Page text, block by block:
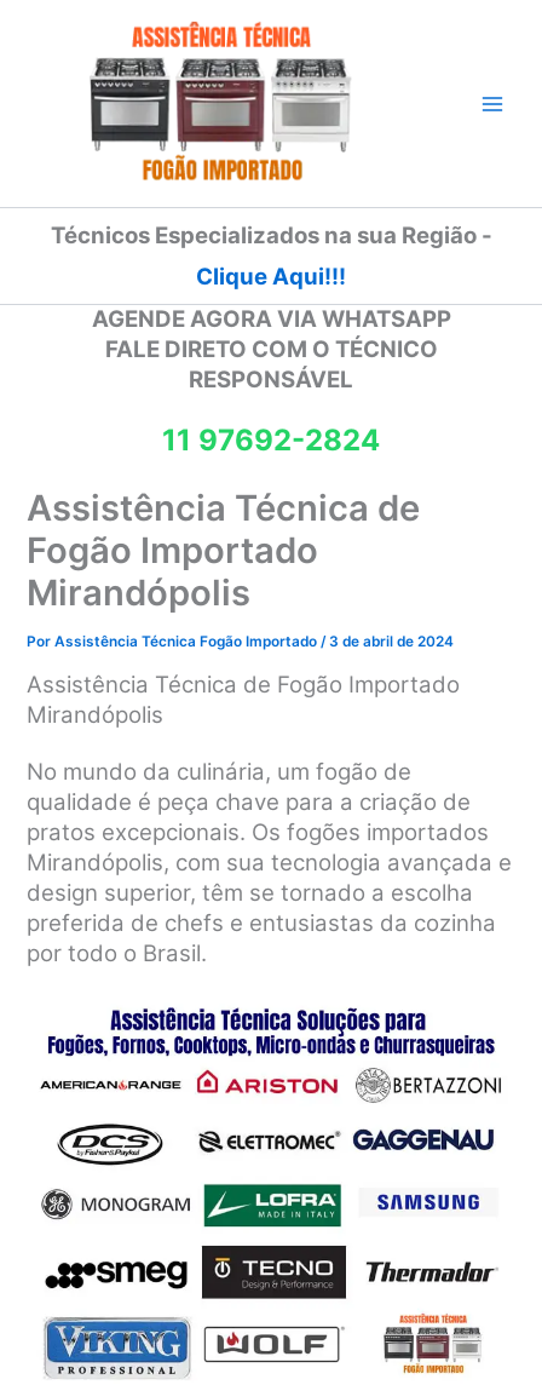
Técnicos Especializados na sua Região -
Clique Aqui!!!
AGENDE AGORA VIA WHATSAPP
FALE DIRETO COM O TÉCNICO
RESPONSÁVEL
11 97692-2824
Assistência Técnica de
Fogão Importado
Mirandópolis
PorAssistência Técnica Fogão Importado/3 de abril de 2024
Assistência Técnica de Fogão Importado
Mirandópolis
No mundo da culinária, um fogão de
qualidade é peça chave para a criação de
pratos excepcionais. Os fogões importados
Mirandópolis, com sua tecnologia avançada e
design superior, têm se tornado a escolha
preferida de chefs e entusiastas da cozinha
por todo o Brasil.